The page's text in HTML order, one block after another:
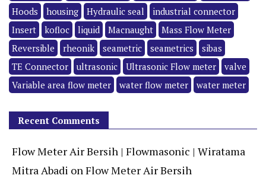
Hoods
housing Hydraulic seal
industrial connector
Insert
kofloc liquid Macnaught
Mass Flow Meter
Reversible
rheonik seametric seametrics
sibas
TE Connector
ultrasonic Ultrasonic Flow meter
valve
Variable area flow meter
water flow meter water meter
Recent Comments
Flow Meter Air Bersih | Flowmasonic | Wiratama
Mitra Abadi onFlow Meter Air Bersih